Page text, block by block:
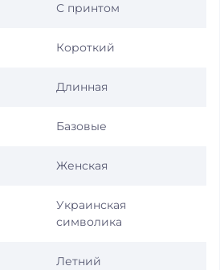
С принтом
Короткий
Длинная
Базовые
Женская
Украинская
символика
Летний